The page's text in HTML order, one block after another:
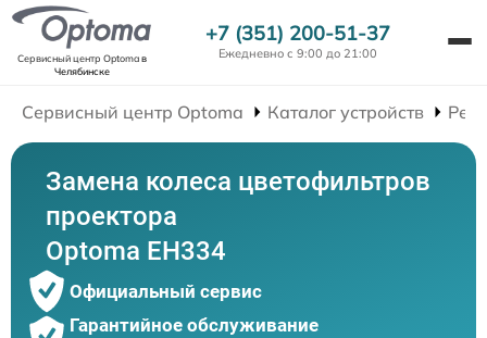
Сервисный центр Optomaв
Челябинске
+7 (351) 200-51-37
Ежедневно с 9:00 до 21:00
Сервисный центр Optoma Каталог устройств
Замена колеса цветофильтров
проектора
Optoma EH334
Официальный сервис
Гарантийное обслуживание